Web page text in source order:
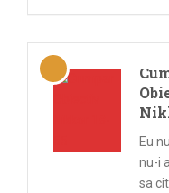
Eu
nu-i
sa